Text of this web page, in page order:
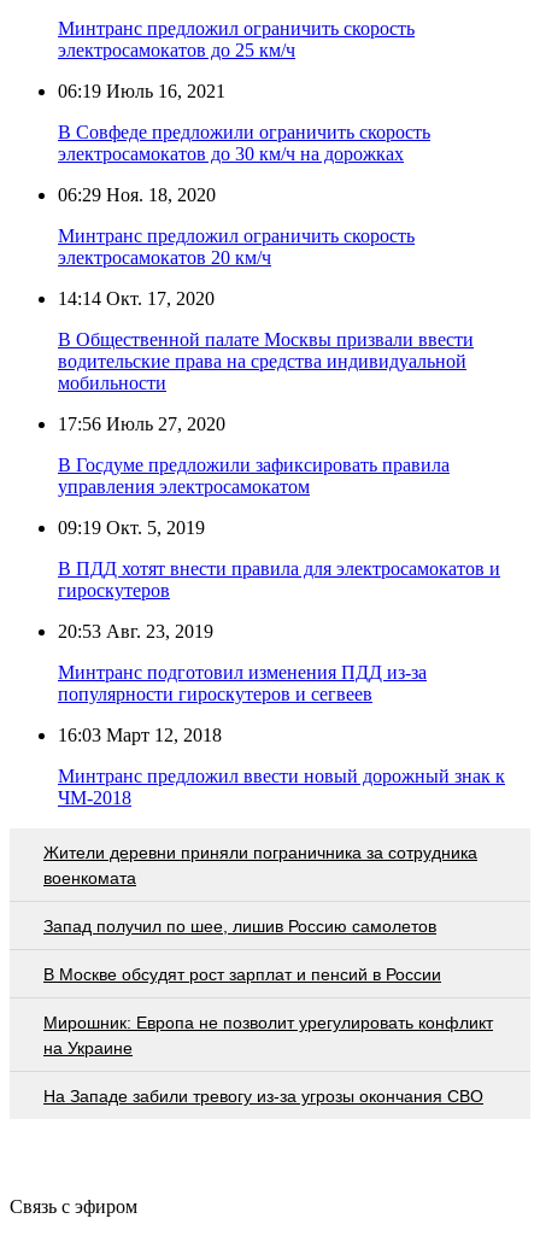
Минтранс предложил ограничить скорость
электросамокатов до 25 км/ч
06:19 Июль 16, 2021
В Совфеде предложили ограничить скорость
электросамокатов до 30 км/ч на дорожках
06:29 Ноя. 18, 2020
Минтранс предложил ограничить скорость
электросамокатов 20 км/ч
14:14 Окт. 17, 2020
В Общественной палате Москвы призвали ввести
водительские права на средства индивидуальной
мобильности
17:56 Июль 27, 2020
В Госдуме предложили зафиксировать правила
управления электросамокатом
09:19 Окт. 5, 2019
В ПДД хотят внести правила для электросамокатов и
гироскутеров
20:53 Авг. 23, 2019
Минтранс подготовил изменения ПДД из-за
популярности гироскутеров и сегвеев
16:03 Март 12, 2018
Минтранс предложил ввести новый дорожный знак к
ЧМ-2018
Жители деревни приняли пограничника за сотрудника
военкомата
Запад получил по шее, лишив Россию самолетов
В Москве обсудят рост зарплат и пенсий в России
Мирошник: Европа не позволит урегулировать конфликт
на Украине
На Западе забили тревогу из-за угрозы окончания СВО
Связь с эфиром